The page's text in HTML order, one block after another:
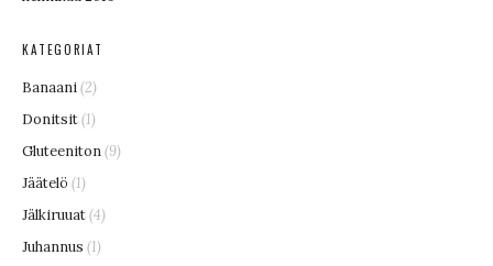
KATEGORIAT
Banaani(2)
Donitsit(1)
Gluteeniton(9)
Jäätelö (1)
Jälkiruuat(4)
Juhannus (1)